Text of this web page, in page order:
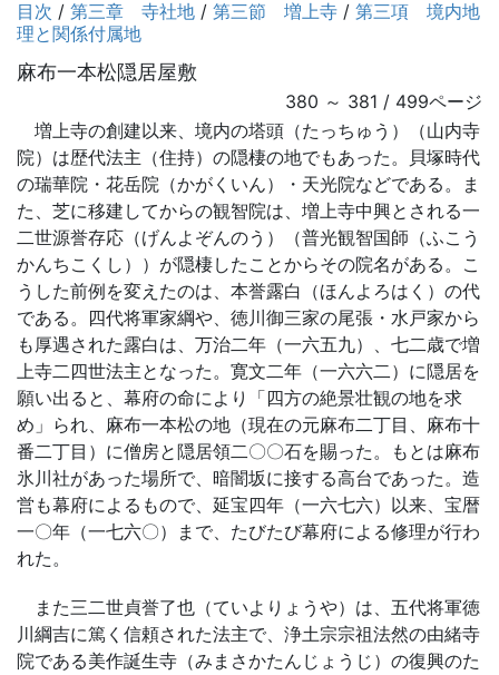
目次 / 第三章 寺社地 / 第三節 増上寺 / 第三項 境内地
理と関係付属地
麻布一本松隠居屋敷
380 ～ 381 / 499ページ
増上寺の創建以来、境内の塔頭（たっちゅう）（山内寺
院）は歴代法主（住持）の隠棲の地でもあった。貝塚時代
の瑞華院・花岳院（かがくいん）・天光院などである。ま
た、芝に移建してからの観智院は、増上寺中興とされる一
二世源誉存応（げんよぞんのう）（普光観智国師（ふこう
かんちこくし））が隠棲したことからその院名がある。こ
うした前例を変えたのは、本誉露白（ほんよろはく）の代
である。四代将軍家綱や、徳川御三家の尾張・水戸家から
も厚遇された露白は、万治二年（一六五九）、七二歳で増
上寺二四世法主となった。寛文二年（一六六二）に隠居を
願い出ると、幕府の命により「四方の絶景壮観の地を求
め」られ、麻布一本松の地（現在の元麻布二丁目、麻布十
番二丁目）に僧房と隠居領二〇〇石を賜った。もとは麻布
氷川社があった場所で、暗闇坂に接する高台であった。造
営も幕府によるもので、延宝四年（一六七六）以来、宝暦
一〇年（一七六〇）まで、たびたび幕府による修理が行わ
れた。
また三二世貞誉了也（ていよりょうや）は、五代将軍徳
川綱吉に篤く信頼された法主で、浄土宗宗祖法然の由緒寺
院である美作誕生寺（みまさかたんじょうじ）の復興のた